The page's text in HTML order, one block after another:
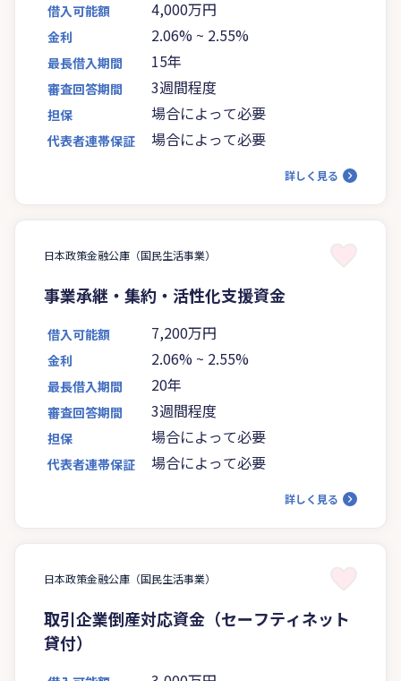
借入可能額 4,000万円
金利 2.06% ~ 2.55%
最長借入期間 15年
審査回答期間 3週間程度
担保 場合によって必要
代表者連帯保証 場合によって必要
詳しく見る
日本政策金融公庫（国民生活事業）
事業承継・集約・活性化支援資金
借入可能額 7,200万円
金利 2.06% ~ 2.55%
最長借入期間 20年
審査回答期間 3週間程度
担保 場合によって必要
代表者連帯保証 場合によって必要
詳しく見る
日本政策金融公庫（国民生活事業）
取引企業倒産対応資金（セーフティネット
貸付）